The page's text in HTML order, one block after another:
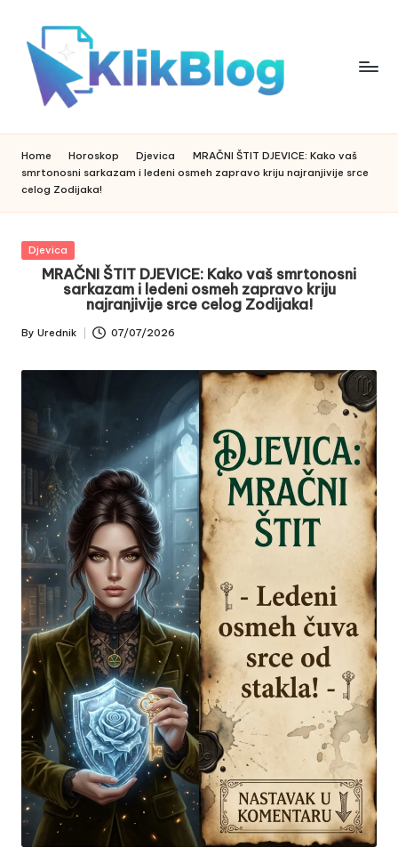
content
li
b
l
o
g
Home Horoskop Djevica
MRAČNI ŠTIT DJEVICE: Kako vaš
smrtonosni sarkazam i ledeni osmeh zapravo kriju najranjivije srce
celog Zodijaka!
Posted
Djevica
MRAČNI ŠTIT DJEVICE: Kako vaš smrtonosni
sarkazam i ledeni osmeh zapravo kriju
najranjivije srce celog Zodijaka!
Posted
By Urednik 07/07/2026